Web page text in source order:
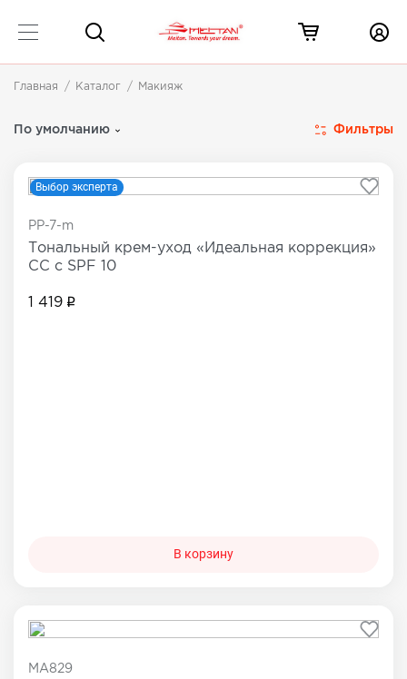
Главная Каталог Макияж
По умолчанию Фильтры
Выбор эксперта
PP-7-m
Тональный крем-уход «Идеальная коррекция»
СС с SPF 10
1 419
В корзину
MA829